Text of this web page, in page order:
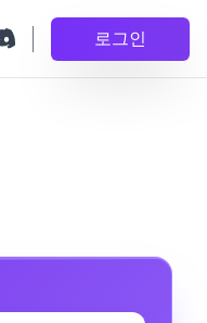
로그인